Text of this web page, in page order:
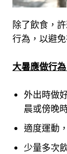
除了飲食，
行為，以避
大暑應做行為
外出時做
晨或傍晚
適度運動
少量多次